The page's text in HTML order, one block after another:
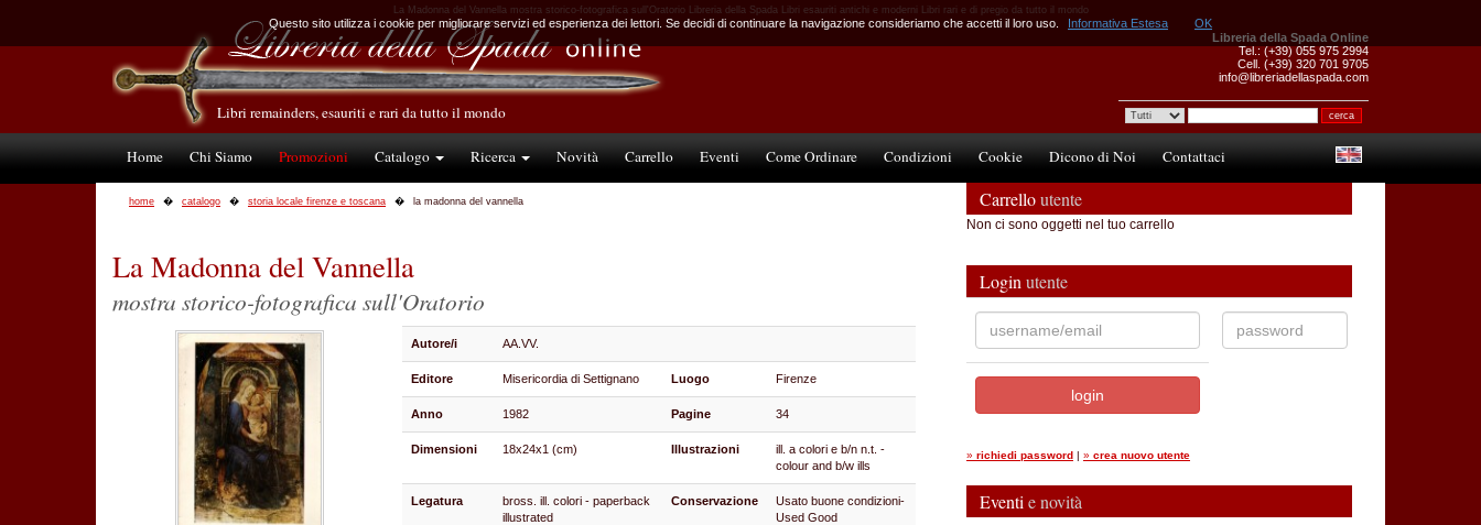
La Madonna del Vannella mostra storico-fotografica sull'Oratorio Libreria della Spada Libri esauriti antichi e moderni Libri rari e di pregio da tutto il mondo
Libreria della Spada Online
Tel.: (+39) 055 975 2994
Cell. (+39) 320 701 9705
info@libreriadellaspada.com
Libri remainders, esauriti e rari da tutto il mondo
Home Chi Siamo Promozioni Catalogo Ricerca Novità Carrello Eventi Come Ordinare Condizioni Cookie Dicono di Noi Contattaci
home catalogo storia locale firenze e toscana la madonna del vannella
La Madonna del Vannella
mostra storico-fotografica sull'Oratorio
Autore/i AA.VV.
Editore Misericordia di Settignano Luogo Firenze
Anno 1982 Pagine 34
Dimensioni 18x24x1 (cm) Illustrazioni
ill. a colori e b/n n.t. -
colour and b/w ills
Legatura
bross. ill. colori - paperback
illustrated
Conservazione
Usato buone condizioni-
Used Good
Carrelloutente
Non ci sono oggetti nel tuo carrello
Login utente
» richiedi password | » crea nuovo utente
Eventi e novità
Questo sito utilizza i cookie per migliorare servizi ed esperienza dei lettori. Se decidi di continuare la navigazione consideriamo che accetti il loro uso. Informativa Estesa OK